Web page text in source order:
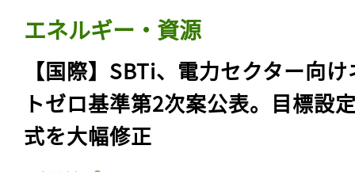
エネルギー・資源
【国際】SBTi、電力セクター向
トゼロ基準第2次案公表。目標設
式を大幅修正